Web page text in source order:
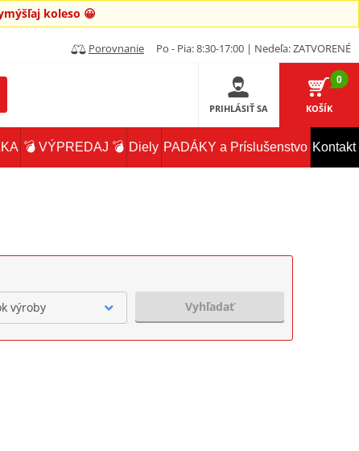
koleso 😀
Porovnanie Po - Pia: 8:30-17:00 | Nedeľa: ZATVORENÉ
PRIHLÁSIŤ SA
0
KOŠÍK
💣 VÝPREDAJ 💣 Diely PADÁKY a Príslušenstvo Kontakt
výroby Vyhľadať